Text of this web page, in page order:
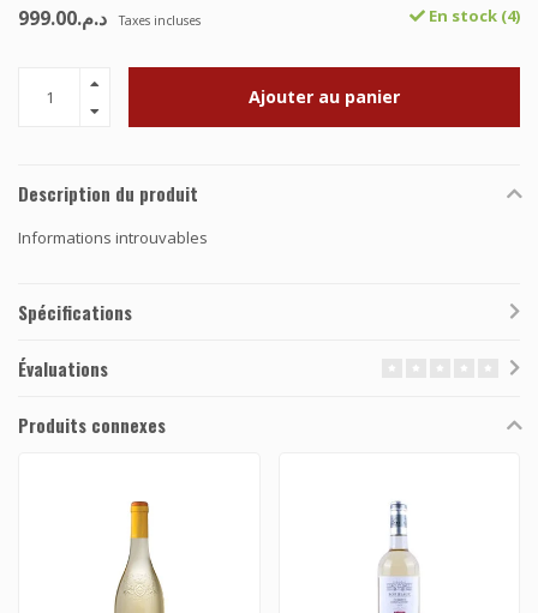
د.م.999.00 Taxes incluses En stock (4)
Ajouter au panier
Description du produit
Informations introuvables
Spécifications
Évaluations
Produits connexes